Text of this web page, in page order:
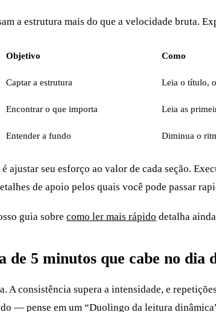
a estrutura mais do que a velocidade bruta.
Objetivo Como
Captar a estrutura Leia o título,
Encontrar o que importa Leia as
Entender a fundo Diminua o
ajustar seu esforço ao valor de cada seção.
de apoio pelos quais você pode passar
guia sobre como ler mais rápido detalha
5 minutos que cabe no dia
A consistência supera a intensidade, e
— pense em um “Duolingo da leitura